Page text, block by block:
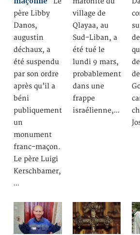
père Libby
Danos,
augustin
déchaux, a
été suspendu
par son ordre
après qu’il a
béni
publiquement
un
monument
franc-maçon.
Le père Luigi
Kerschbamer,
…
village de
Qlayaa, au
Sud-Liban, a
été tué le
lundi 9 mars,
probablement
dans une
frappe
israélienne,…